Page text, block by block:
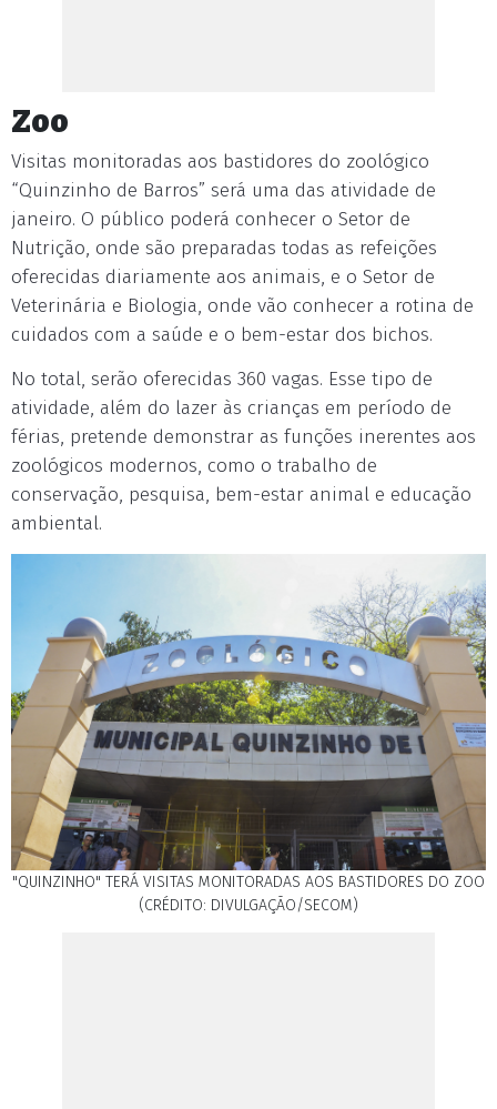
Zoo
Visitas monitoradas aos bastidores do zoológico
“Quinzinho de Barros” será uma das atividade de
janeiro. O público poderá conhecer o Setor de
Nutrição, onde são preparadas todas as refeições
oferecidas diariamente aos animais, e o Setor de
Veterinária e Biologia, onde vão conhecer a rotina de
cuidados com a saúde e o bem-estar dos bichos.
No total, serão oferecidas 360 vagas. Esse tipo de
atividade, além do lazer às crianças em período de
férias, pretende demonstrar as funções inerentes aos
zoológicos modernos, como o trabalho de
conservação, pesquisa, bem-estar animal e educação
ambiental.
"QUINZINHO" TERÁ VISITAS MONITORADAS AOS BASTIDORES DO ZOO
(CRÉDITO: DIVULGAÇÃO/SECOM)